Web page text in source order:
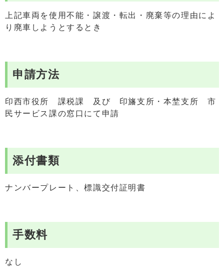
上記車両を使用不能・譲渡・転出・廃棄等の理由によ
り廃車しようとするとき
申請方法
印西市役所 課税課 及び 印旛支所・本埜支所 市
民サービス課の窓口にて申請
添付書類
ナンバープレート、標識交付証明書
手数料
なし